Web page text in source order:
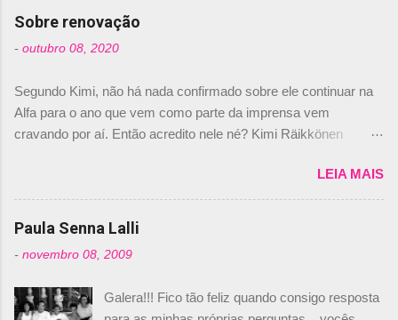
com isso, um lugar no time a Nelsinho Piquet,
foi esclarecida de uma vez por todas por
Daniele Audetto, diretor da escuderia. O
não será o companheiro de Bruno Senna em
2010. "Na verdade, nós recebemos uma oferta
de Piquet", admitiu Audetto. “Mas depois de ter
dois brasileiros”, explicou, dizendo ainda que
não tem nada contra o filho do tricampeão
Nelson Piquet. “Ele é um bom piloto, rápido e
experiente.” Audetto disse ainda que a suposta
não corresponde à realidade. “O suposto 15%
de investimento seria menor do que aquilo que
Sobre renovação
- outubro 08, 2020
Segundo Kimi, não há nada confirmado sobre ele continuar na
Alfa para o ano que vem como parte da imprensa vem
cravando por aí. Então acredito nele né? Kimi Räikkönen
truth but I’ve never had an option in my contract so that’s
should, pretty much, tell you that it’s not true." #Kimi7 #EifelGP
#AlfaRomeoRacing pic.twitter.com/77EDVn39Ia — Kimi
Romain falando sobre o fato do Iceman estar há tantos anos na
@RGrosjean ! #EifelGP 🇩🇪 #F1
LEIA MAIS
Paula Senna Lalli
- novembro 08, 2009
Galera!!! Fico tão feliz quando consigo resposta